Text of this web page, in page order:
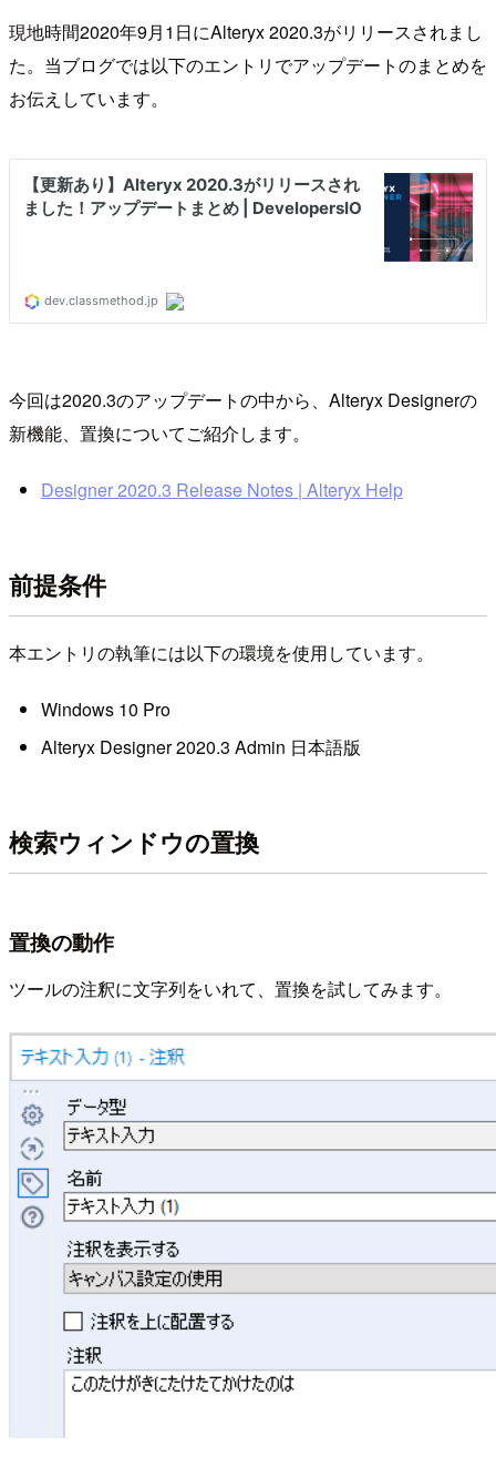
現地時間2020年9月1日にAlteryx 2020.3がリリースされまし
た。当ブログでは以下のエントリでアップデートのまとめを
お伝えしています。
今回は2020.3のアップデートの中から、Alteryx Designerの
新機能、置換についてご紹介します。
Designer 2020.3 Release Notes | Alteryx Help
前提条件
本エントリの執筆には以下の環境を使用しています。
Windows 10 Pro
Alteryx Designer 2020.3 Admin 日本語版
検索ウィンドウの置換
置換の動作
ツールの注釈に文字列をいれて、置換を試してみます。